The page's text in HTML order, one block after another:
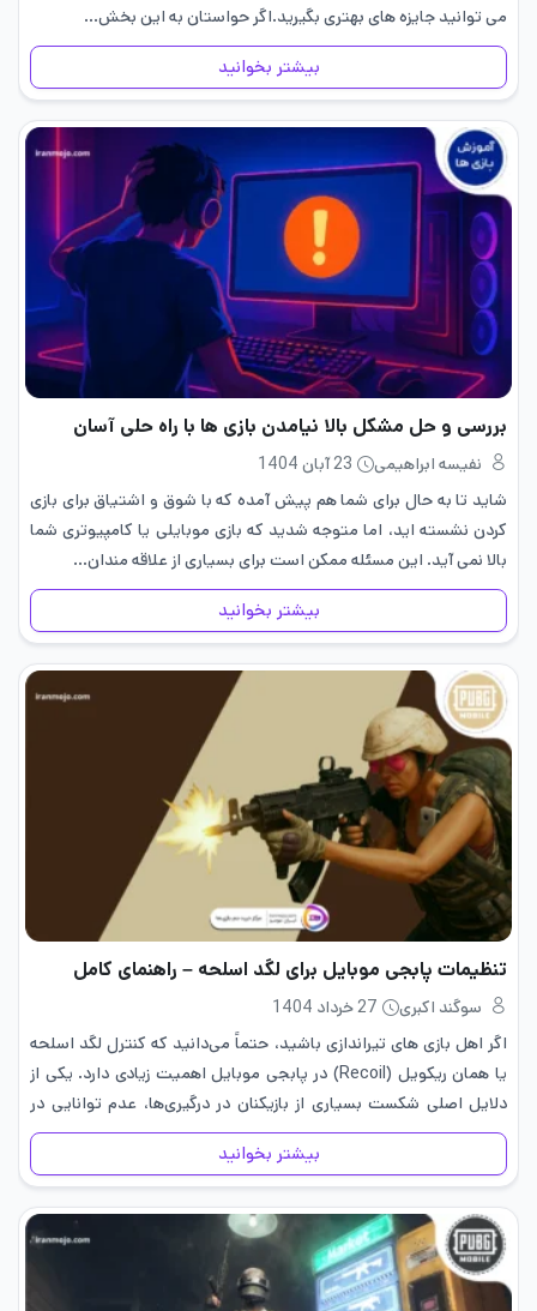
می توانید جایزه های بهتری بگیرید.اگر حواستان به این بخش…
بیشتر بخوانید
بررسی و حل مشکل بالا نیامدن بازی ها با راه حلی آسان
نفیسه ابراهیمی
23 آبان 1404
شاید تا به حال برای شما هم پیش آمده که با شوق و اشتیاق برای بازی
کردن نشسته ‌اید، اما متوجه شدید که بازی موبایلی یا کامپیوتری شما
بالا نمی ‌آید. این مسئله ممکن است برای بسیاری از علاقه ‌مندان…
بیشتر بخوانید
تنظیمات پابجی موبایل برای لگد اسلحه – راهنمای کامل
سوگند اکبری
27 خرداد 1404
اگر اهل بازی های تیراندازی باشید، حتماً می‌دانید که کنترل لگد اسلحه
یا همان ریکویل (Recoil) در پابجی موبایل اهمیت زیادی دارد. یکی از
دلایل اصلی شکست بسیاری از بازیکنان در درگیری‌ها، عدم توانایی در
کنترل لگد اسلحه است. اما…
بیشتر بخوانید